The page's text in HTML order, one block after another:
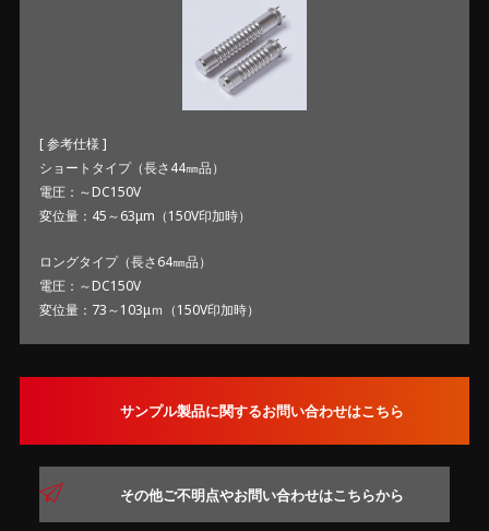
[ 参考仕様 ]
ショートタイプ（長さ44㎜品）
電圧：～DC150V
変位量：45～63μm（150V印加時）
ロングタイプ（長さ64㎜品）
電圧：～DC150V
変位量：73～103μｍ（150V印加時）
サンプル製品に関するお問い合わせはこちら
その他ご不明点やお問い合わせはこちらから